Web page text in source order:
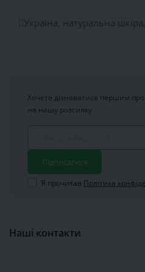
Україна, натуральна шкіра,
Хочете дізнаватися першим про
на нашу розсилку
Підписатися
Я прочитав Політика
Наші контакти